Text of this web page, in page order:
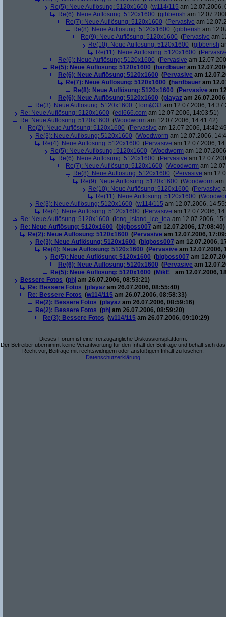
Re(5): Neue Auflösung: 5120x1600 (w114/115 am 12.07.2006,
Re(6): Neue Auflösung: 5120x1600 (gibberish am
Re(7): Neue Auflösung: 5120x1600 (Pervasive am
Re(8): Neue Auflösung: 5120x1600 (gibberish am
Re(9): Neue Auflösung: 5120x1600 (Pervasive am
Re(10): Neue Auflösung: 5120x1600 (gibberish
Re(11): Neue Auflösung: 5120x1600 (
Re(6): Neue Auflösung: 5120x1600 (Pervasive am
Re(5): Neue Auflösung: 5120x1600 (hardbauer am
Re(6): Neue Auflösung: 5120x1600 (Pervasive am
Re(7): Neue Auflösung: 5120x1600 (hardbauer am
Re(8): Neue Auflösung: 5120x1600 (Pervasive am
Re(6): Neue Auflösung: 5120x1600 (playaz am
Re(3): Neue Auflösung: 5120x1600 (Tom@33 am 12.07.2006,
Re: Neue Auflösung: 5120x1600 (edi666.com am 12.07.2006, 14:03:51)
Re: Neue Auflösung: 5120x1600 (Woodworm am 12.07.2006, 14:41:42)
Re(2): Neue Auflösung: 5120x1600 (Pervasive am 12.07.2006,
Re(3): Neue Auflösung: 5120x1600 (Woodworm am 12.07.2006,
Re(4): Neue Auflösung: 5120x1600 (Pervasive am 12.07.2006,
Re(5): Neue Auflösung: 5120x1600 (Woodworm am
Re(6): Neue Auflösung: 5120x1600 (Pervasive am
Re(7): Neue Auflösung: 5120x1600 (Woodworm am
Re(8): Neue Auflösung: 5120x1600 (Pervasive am
Re(9): Neue Auflösung: 5120x1600 (Woodworm am
Re(10): Neue Auflösung: 5120x1600 (Pervasive
Re(11): Neue Auflösung: 5120x1600 (
Re(3): Neue Auflösung: 5120x1600 (w114/115 am 12.07.2006,
Re(4): Neue Auflösung: 5120x1600 (Pervasive am 12.07.2006,
Re: Neue Auflösung: 5120x1600 ( long_island_ice_tea am 12.07.2006,
Re: Neue Auflösung: 5120x1600 (bigboss007 am 12.07.2006, 17:08:40)
Re(2): Neue Auflösung: 5120x1600 (Pervasive am 12.07.2006,
Re(3): Neue Auflösung: 5120x1600 (bigboss007 am 12.07.2006,
Re(4): Neue Auflösung: 5120x1600 (Pervasive am 12.07.2006,
Re(5): Neue Auflösung: 5120x1600 (bigboss007 am
Re(6): Neue Auflösung: 5120x1600 (Pervasive am
Re(5): Neue Auflösung: 5120x1600 (MikE_
am 12.07.2006,
Bessere Fotos (phj am 26.07.2006, 08:53:21)
Re: Bessere Fotos (playaz am 26.07.2006, 08:55:40)
Re: Bessere Fotos (w114/115 am 26.07.2006, 08:58:33)
Re(2): Bessere Fotos (playaz am 26.07.2006, 08:59:16)
Re(2): Bessere Fotos (phj am 26.07.2006, 08:59:20)
Re(3): Bessere Fotos (w114/115 am 26.07.2006, 09:10:29)
Dieses Forum ist eine frei zugängliche Diskussionsplattform.
Der Betreiber übernimmt keine Verantwortung für den Inhalt der Beiträge und behält sich das
Recht vor, Beiträge mit rechtswidrigem oder anstößigem Inhalt zu löschen.
Datenschutzerklärung